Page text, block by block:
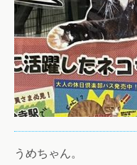
うめちゃん。